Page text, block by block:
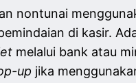
nontunai
di kasir.
melalui bank atau
up jika